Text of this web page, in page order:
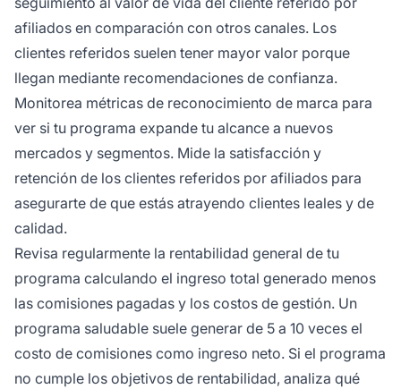
afiliados en comparación con otros canales. Los
clientes referidos suelen tener mayor valor porque
llegan mediante recomendaciones de confianza.
Monitorea métricas de reconocimiento de marca para
ver si tu programa expande tu alcance a nuevos
mercados y segmentos. Mide la satisfacción y
retención de los clientes referidos por afiliados para
asegurarte de que estás atrayendo clientes leales y de
calidad.
Revisa regularmente la rentabilidad general de tu
programa calculando el ingreso total generado menos
las comisiones pagadas y los costos de gestión. Un
programa saludable suele generar de 5 a 10 veces el
costo de comisiones como ingreso neto. Si el programa
no cumple los objetivos de rentabilidad, analiza qué